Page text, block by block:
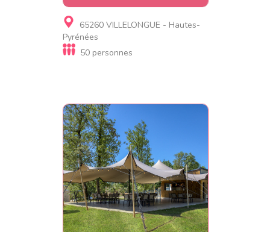
Gite, Gite d'étape
0562922077
65260 VILLELONGUE - Hautes-
Pyrénées
50 personnes